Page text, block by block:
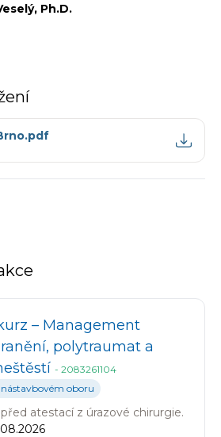
Ph.D.
– Management
polytraumat a
- 2083261104
oboru
atestací z úrazové chirurgie.